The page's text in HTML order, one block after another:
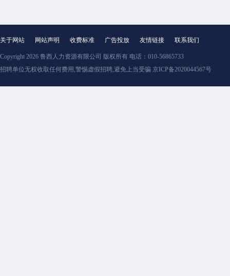
关于网站 网站声明 收费标准 广告投放 友情链接 联系我们
Copyright 2026 鲁西人力资源有限公司 版权所有 电话：010-56865733
招聘单位无权收取任何费用,警惕虚假招聘,避免上当受骗 京ICP备2020044567号